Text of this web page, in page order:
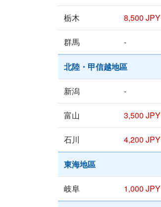
栃木 8,500 JPY
群馬 -
北陸・甲信越地區
新潟 -
富山 3,500 JPY
石川 4,200 JPY
東海地區
岐阜 1,000 JPY